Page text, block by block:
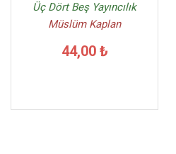
Üç Dört Beş Yayıncılık
Müslüm Kaplan
44,00 ₺